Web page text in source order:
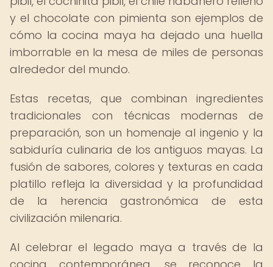
y el chocolate con pimienta son ejemplos de
cómo la cocina maya ha dejado una huella
imborrable en la mesa de miles de personas
alrededor del mundo.
Estas recetas, que combinan ingredientes
tradicionales con técnicas modernas de
preparación, son un homenaje al ingenio y la
sabiduría culinaria de los antiguos mayas. La
fusión de sabores, colores y texturas en cada
platillo refleja la diversidad y la profundidad
de la herencia gastronómica de esta
civilización milenaria.
Al celebrar el legado maya a través de la